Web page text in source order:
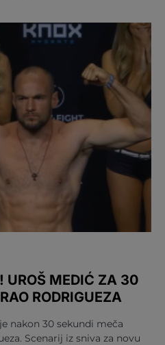
UROŠ MEDIĆ ZA 30
RODRIGUEZA
nakon 30 sekundi meča
Scenarij iz sniva za novu